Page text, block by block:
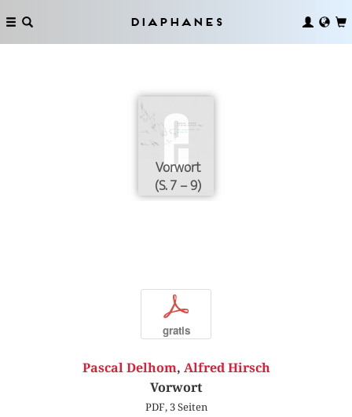
Diaphanes
Vorwort
(S. 7 – 9)
p
gratis
Pascal Delhom, Alfred Hirsch
Vorwort
PDF, 3 Seiten